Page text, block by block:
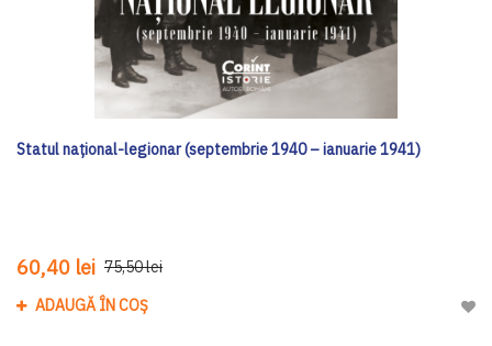
Statul național-legionar (septembrie 1940 – ianuarie 1941)
60,40 lei 75,50 lei
ADAUGĂ ÎN COȘ